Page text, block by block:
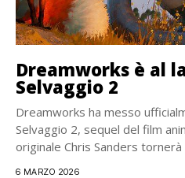
Dreamworks è al
Selvaggio 2
Dreamworks ha messo
Selvaggio 2, sequel del film
originale Chris Sanders tornerà
6 MARZO 2026